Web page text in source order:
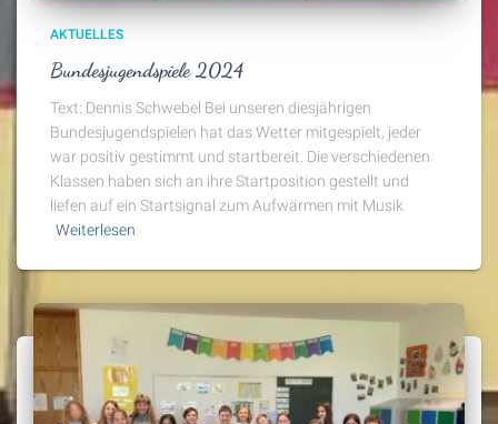
AKTUELLES
Bundesjugendspiele 2024
Text: Dennis Schwebel Bei unseren diesjährigen
Bundesjugendspielen hat das Wetter mitgespielt, jeder
war positiv gestimmt und startbereit. Die verschiedenen
Klassen haben sich an ihre Startposition gestellt und
liefen auf ein Startsignal zum Aufwärmen mit Musik
Weiterlesen